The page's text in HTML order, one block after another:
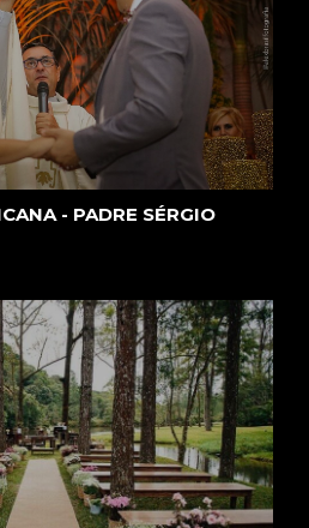
- PADRE SÉRGIO